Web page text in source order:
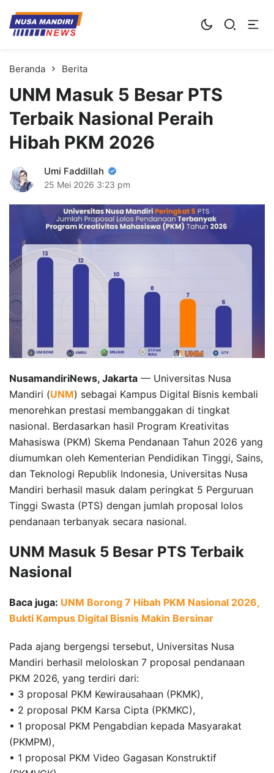
Kampus Digital Bisnis
Universitas Nusa Mandiri
Beranda Berita
UNM Masuk 5 Besar PTS
Terbaik Nasional Peraih
Hibah PKM 2026
Umi Faddillah
25 Mei 2026 3:23 pm
NusamandiriNews, Jakarta — Universitas Nusa
Mandiri (UNM) sebagai Kampus Digital Bisnis kembali
menorehkan prestasi membanggakan di tingkat
nasional. Berdasarkan hasil Program Kreativitas
Mahasiswa (PKM) Skema Pendanaan Tahun 2026 yang
diumumkan oleh Kementerian Pendidikan Tinggi, Sains,
dan Teknologi Republik Indonesia, Universitas Nusa
Mandiri berhasil masuk dalam peringkat 5 Perguruan
Tinggi Swasta (PTS) dengan jumlah proposal lolos
pendanaan terbanyak secara nasional.
UNM Masuk 5 Besar PTS Terbaik
Nasional
Baca juga: UNM Borong 7 Hibah PKM Nasional 2026,
Bukti Kampus Digital Bisnis Makin Bersinar
Pada ajang bergengsi tersebut, Universitas Nusa
Mandiri berhasil meloloskan 7 proposal pendanaan
PKM 2026, yang terdiri dari:
• 3 proposal PKM Kewirausahaan (PKMK),
• 2 proposal PKM Karsa Cipta (PKMKC),
• 1 proposal PKM Pengabdian kepada Masyarakat
(PKMPM),
• 1 proposal PKM Video Gagasan Konstruktif